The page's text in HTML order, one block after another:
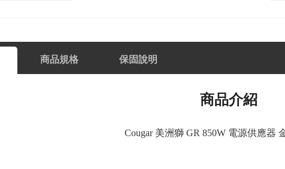
商品規格 保固說明
商品介紹
Cougar 美洲獅 GR 850W 電源供應器